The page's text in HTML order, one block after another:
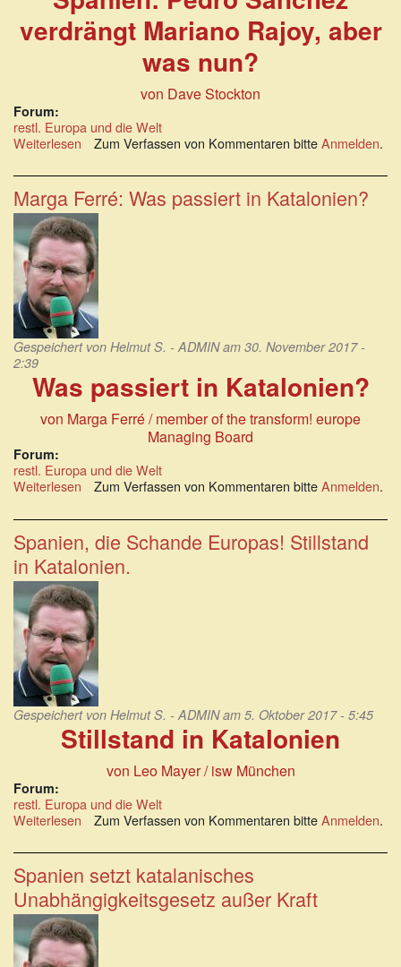
verdrängt Mariano Rajoy, aber
was nun?
von Dave Stockton
Forum:
restl. Europa und die Welt
Weiterlesen über
Pedro
Sánchez
verdrängt
Mariano
Rajoy,
aber
was
nun?
Zum Verfassen von Kommentaren bitteAnmelden.
Marga Ferré: Was passiert in Katalonien?
Gespeichert von Helmut S. - ADMINam 30. November 2017 -
2:39
Was passiert in Katalonien?
von Marga Ferré / member of the transform! europe
Managing Board
Forum:
restl. Europa und die Welt
Weiterlesen über
Ferré:
Was
passiert
in
Katalonien?
Zum Verfassen von Kommentaren bitteAnmelden.
Spanien, die Schande Europas! Stillstand
in Katalonien.
Gespeichert von Helmut S. - ADMINam 5. Oktober 2017 - 5:45
Stillstand in Katalonien
von Leo Mayer/ isw München
Forum:
restl. Europa und die Welt
Weiterlesen über
die
Schande
Europas!
Stillstand
in
Katalonien.
Zum Verfassen von Kommentaren bitteAnmelden.
Spanien setzt katalanisches
Unabhängigkeitsgesetz außer Kraft